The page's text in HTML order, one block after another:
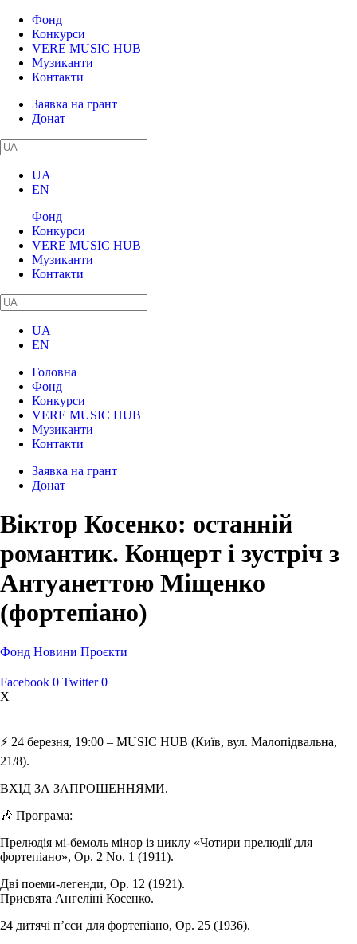
Фонд
Конкурси
VERE MUSIC HUB
Музиканти
Контакти
Заявка на грант
Донат
UA
EN
Фонд
Конкурси
VERE MUSIC HUB
Музиканти
Контакти
UA
EN
Головна
Фонд
Конкурси
VERE MUSIC HUB
Музиканти
Контакти
Заявка на грант
Донат
Віктор Косенко: останній
романтик. Концерт і зустріч з
Антуанеттою Міщенко
(фортепіано)
Фонд Новини Проєкти
Facebook 0 Twitter 0
X
⚡️ 24 березня, 19:00 – MUSIC HUB (Київ, вул. Малопідвальна,
21/8).
ВХІД ЗА ЗАПРОШЕННЯМИ.
🎶 Програма:
Прелюдія мі-бемоль мінор із циклу «Чотири прелюдії для
фортепіано», Op. 2 No. 1 (1911).
Дві поеми-легенди, Op. 12 (1921).
Присвята Ангеліні Косенко.
24 дитячі п’єси для фортепіано, Op. 25 (1936).